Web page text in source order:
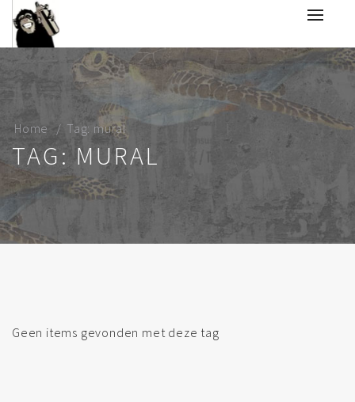
Home Tag: mural
TAG: MURAL
Geen items gevonden met deze tag